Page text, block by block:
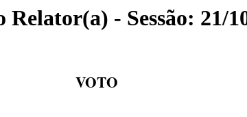
- Sessão: 21/
VOTO